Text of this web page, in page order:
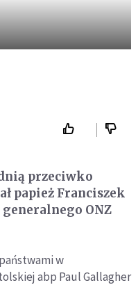
przeciwko
papież Franciszek
ONZ
w
abp Paul Gallagher